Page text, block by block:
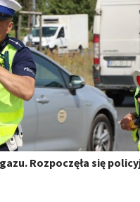
Rozpoczęła się